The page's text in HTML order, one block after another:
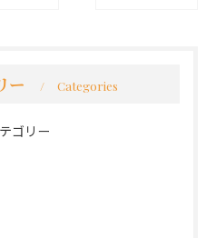
ー Categories
ゴリー